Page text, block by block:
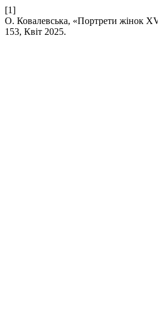
[1]
О. Ковалевська, «Портрети жінок
153, Квіт 2025.